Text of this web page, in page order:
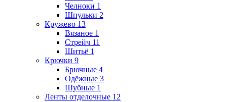
Челноки 1
Шпульки 2
Кружево 13
Вязаное 1
Стрейч 11
Шитьё 1
Крючки 9
Брючные 4
Одёжные 3
Шубные 1
Ленты отделочные 12